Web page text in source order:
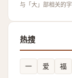
与「大」部相关的字
热搜
一 爱 福